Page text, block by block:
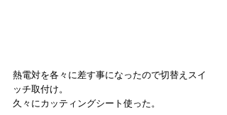
熱電対を各々に差す事になったので切替えスイ
ッチ取付け。
久々にカッティングシート使った。